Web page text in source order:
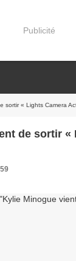
Publicité
sortir « Lights Camera
de sortir «